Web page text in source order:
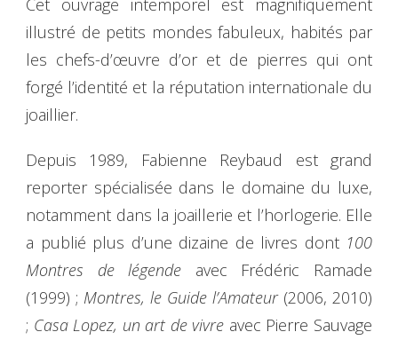
illustré de petits mondes fabuleux, habités par
les chefs-d’œuvre d’or et de pierres qui ont
forgé l’identité et la réputation internationale du
joaillier.
Depuis 1989, Fabienne Reybaud est grand
reporter spécialisée dans le domaine du luxe,
notamment dans la joaillerie et l’horlogerie. Elle
a publié plus d’une dizaine de livres dont 100
Montres de légende avec Frédéric Ramade
(1999) ; Montres, le Guide l’Amateur (2006, 2010)
; Casa Lopez, un art de vivre avec Pierre Sauvage